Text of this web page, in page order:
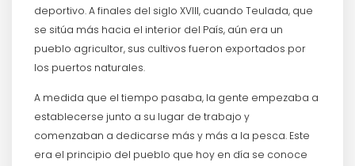
deportivo. A finales del siglo XVIII, cuando Teulada, que
se sitúa más hacia el interior del País, aún era un
pueblo agricultor, sus cultivos fueron exportados por
los puertos naturales.
A medida que el tiempo pasaba, la gente empezaba a
establecerse junto a su lugar de trabajo y
comenzaban a dedicarse más y más a la pesca. Este
era el principio del pueblo que hoy en día se conoce